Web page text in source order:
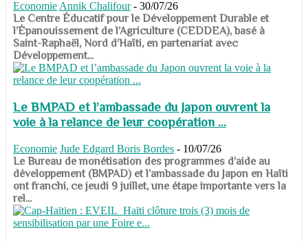
Economie Annik Chalifour - 30/07/26
​​​​​​​Le Centre Éducatif pour le Développement Durable et
l’Épanouissement de l’Agriculture (CEDDEA), basé à
Saint-Raphaël, Nord d’Haïti, en partenariat avec
Développement...
Le BMPAD et l’ambassade du Japon ouvrent la
voie à la relance de leur coopération ...
Economie Jude Edgard Boris Bordes - 10/07/26
​​​​​​​Le Bureau de monétisation des programmes d’aide au
développement (BMPAD) et l’ambassade du Japon en Haïti
ont franchi, ce jeudi 9 juillet, une étape importante vers la
rel...